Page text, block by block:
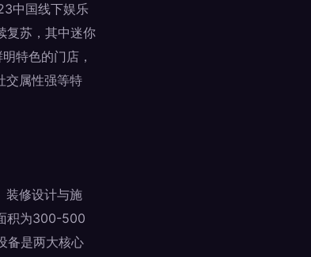
中国线下娱乐
复苏，其中迷你
特色的门店，
交属性强等特
装修设计与施
积为300-500
备是两大核心